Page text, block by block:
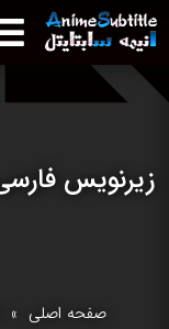
صفحه اصلی »